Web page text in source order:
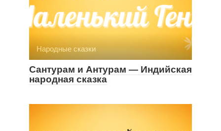
Народные сказки
Сантурам и Антурам — Индийская
народная сказка